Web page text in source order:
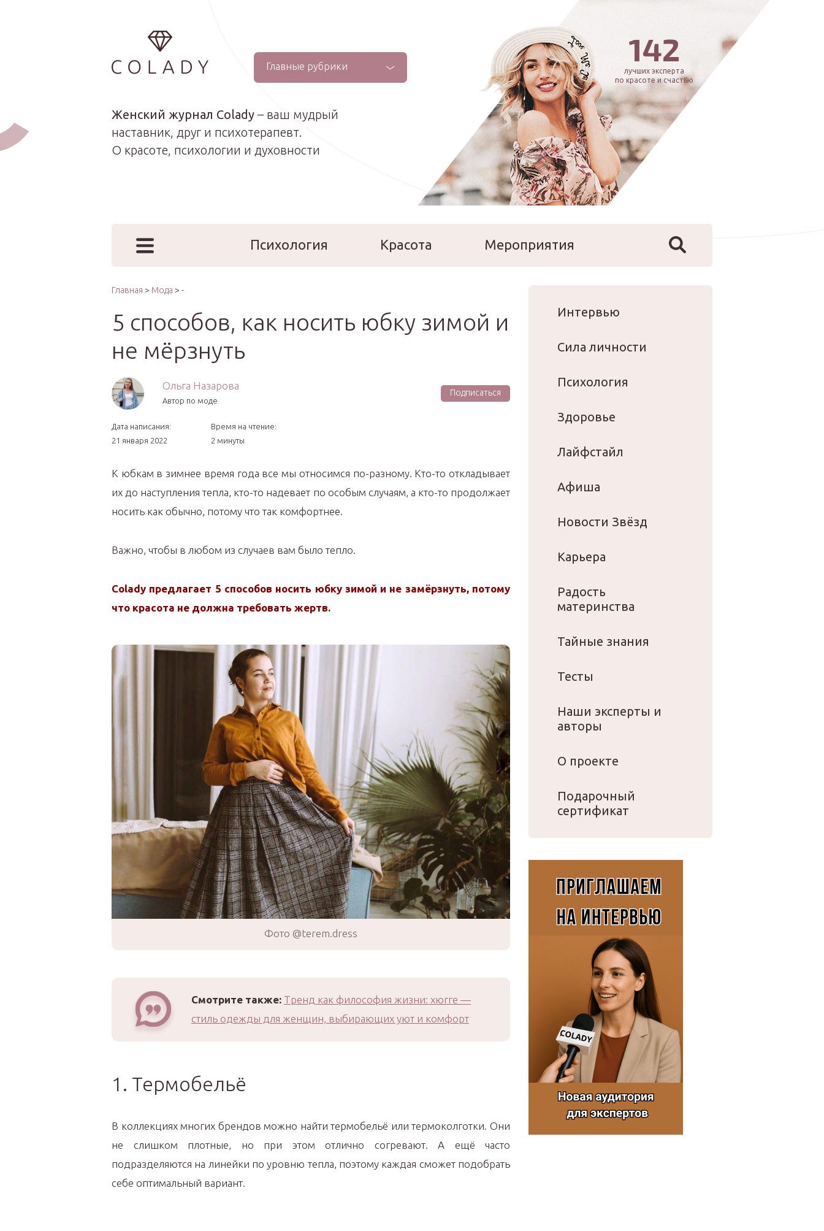
...
Главные рубрики
Женский журнал Colady – ваш мудрый
наставник, друг и психотерапевт.
О красоте, психологии и духовности
142
лучших эксперта
по красоте и счастью
Психология Красота
Мероприятия
Главная > Мода > -
5 способов, как носить юбку зимой и
не мёрзнуть
Ольга Назарова
Автор по моде
Подписаться
Дата написания:
21 января 2022
Время на чтение:
2 минуты
К юбкам в зимнее время года все мы относимся по-разному. Кто-то откладывает
их до наступления тепла, кто-то надевает по особым случаям, а кто-то продолжает
носить как обычно, потому что так комфортнее.
Важно, чтобы в любом из случаев вам было тепло.
Colady предлагает 5 способов носить юбку зимой и не замёрзнуть, потому
что красота не должна требовать жертв.
Фото @terem.dress
Смотрите также: Тренд как философия жизни: хюгге —
стиль одежды для женщин, выбирающих уют и комфорт
1. Термобельё
В коллекциях многих брендов можно найти термобельё или термоколготки. Они
не слишком плотные, но при этом отлично согревают. А ещё часто
подразделяются на линейки по уровню тепла, поэтому каждая сможет подобрать
себе оптимальный вариант.
Интервью
Сила личности
Психология
Здоровье
Лайфстайл
Афиша
Новости Звёзд
Карьера
Радость
материнства
Тайные знания
Тесты
Наши эксперты и
авторы
О проекте
Подарочный
сертификат